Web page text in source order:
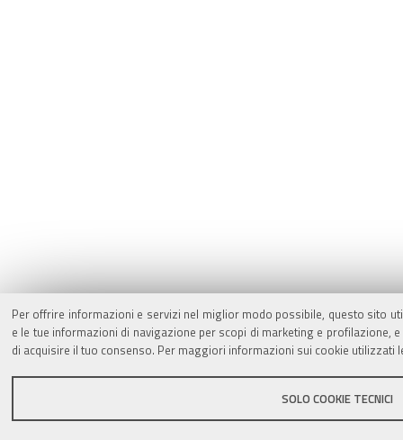
Per offrire informazioni e servizi nel miglior modo possibile, questo sito
e le tue informazioni di navigazione per scopi di marketing e
di acquisire il tuo consenso. Per maggiori informazioni sui cookie utilizzati
SOLO COOKIE TECNICI